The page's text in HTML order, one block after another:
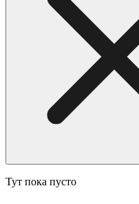
Тут пока пусто